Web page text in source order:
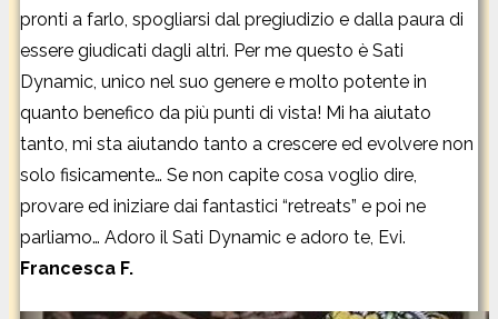
pronti a farlo, spogliarsi dal pregiudizio e dalla paura di
essere giudicati dagli altri. Per me questo è Sati
Dynamic, unico nel suo genere e molto potente in
quanto benefico da più punti di vista! Mi ha aiutato
tanto, mi sta aiutando tanto a crescere ed evolvere non
solo fisicamente… Se non capite cosa voglio dire,
provare ed iniziare dai fantastici “retreats” e poi ne
parliamo… Adoro il Sati Dynamic e adoro te, Evi.
Francesca F.